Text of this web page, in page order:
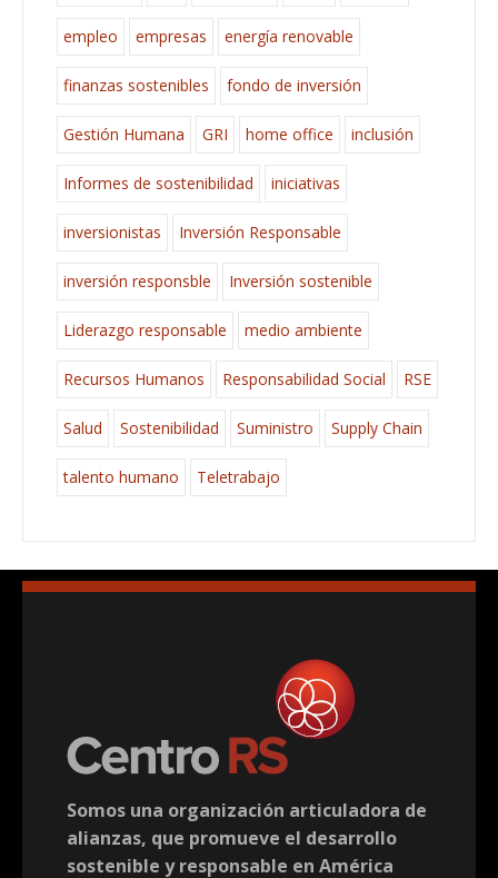
empleo empresas energía renovable
finanzas sostenibles fondo de inversión
Gestión Humana GRI home office inclusión
Informes de sostenibilidad iniciativas
inversionistas Inversión Responsable
inversión responsble Inversión sostenible
Liderazgo responsable medio ambiente
Recursos Humanos Responsabilidad Social RSE
Salud Sostenibilidad Suministro Supply Chain
talento humano Teletrabajo
Somos una organización articuladora de
alianzas, que promueve el desarrollo
sostenible y responsable en América